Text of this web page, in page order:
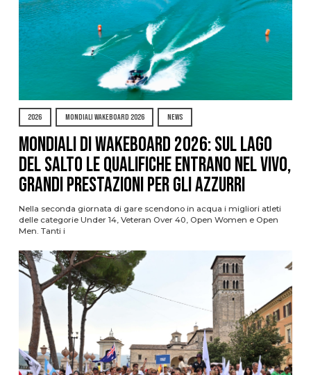
2026 MONDIALI WAKEBOARD 2026 NEWS
Mondiali di Wakeboard 2026: sul Lago
del Salto le qualifiche entrano nel vivo,
grandi prestazioni per gli azzurri
Nella seconda giornata di gare scendono in acqua i migliori atleti
delle categorie Under 14, Veteran Over 40, Open Women e Open
Men. Tanti i